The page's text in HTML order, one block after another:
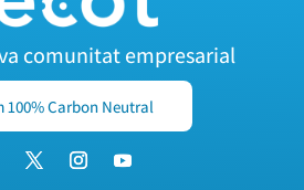
comunitat empresarial
100% Carbon Neutral